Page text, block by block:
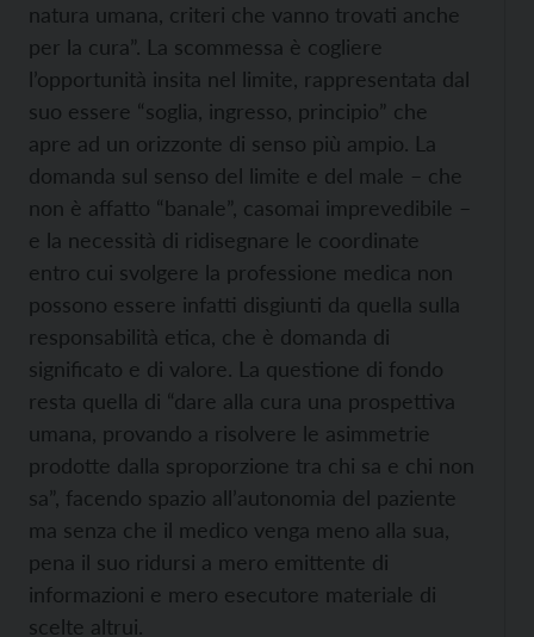
natura umana, criteri che vanno trovati anche
per la cura”. La scommessa è cogliere
l’opportunità insita nel limite, rappresentata dal
suo essere “soglia, ingresso, principio” che
apre ad un orizzonte di senso più ampio. La
domanda sul senso del limite e del male – che
non è affatto “banale”, casomai imprevedibile –
e la necessità di ridisegnare le coordinate
entro cui svolgere la professione medica non
possono essere infatti disgiunti da quella sulla
responsabilità etica, che è domanda di
significato e di valore. La questione di fondo
resta quella di “dare alla cura una prospettiva
umana, provando a risolvere le asimmetrie
prodotte dalla sproporzione tra chi sa e chi non
sa”, facendo spazio all’autonomia del paziente
ma senza che il medico venga meno alla sua,
pena il suo ridursi a mero emittente di
informazioni e mero esecutore materiale di
scelte altrui.